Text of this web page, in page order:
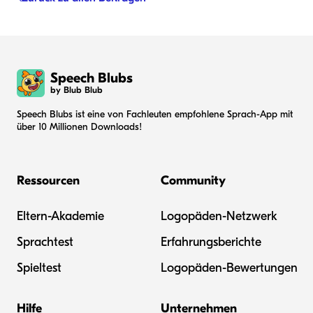
Speech Blubs
by Blub Blub
Speech Blubs ist eine von Fachleuten empfohlene Sprach-App mit
über 10 Millionen Downloads!
Ressourcen
Eltern-Akademie
Sprachtest
Spieltest
Community
Logopäden-Netzwerk
Erfahrungsberichte
Logopäden-Bewertungen
Hilfe Unternehmen